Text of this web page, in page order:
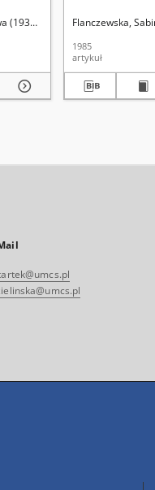
Gaworczyk, Teresa. Red.
(1930-) Gaworczyk, Teresa.
Flanczewska,
1985
artykuł